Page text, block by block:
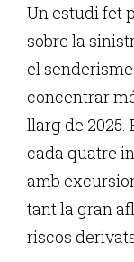
Un estudi fet
sobre la
el
concentrar
llarg de 2025.
cada quatre
amb
tant la gran
riscos